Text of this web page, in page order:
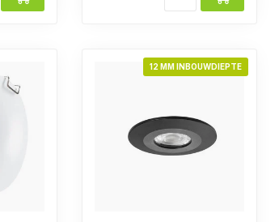
12 MM INBOUWDIEPTE